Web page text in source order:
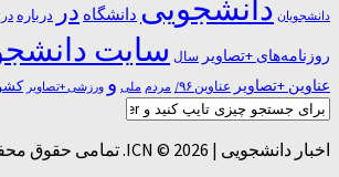
دانشجویان دانشگاه در درباره
روزنامه‌های +تصاویر سال سایت
عناوین +تصاویر عناوین ۹۶/ مردم ملی و ورزشی +تصاویر
اخبار دانشجویی | ICN © 2026. تمامی حقوق محفوظ است.